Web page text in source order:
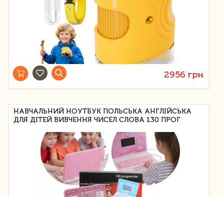
2956 грн
НАВЧАЛЬНИЙ НОУТБУК ПОЛЬСЬКА АНГЛІЙСЬКА
ДЛЯ ДІТЕЙ ВИВЧЕННЯ ЧИСЕЛ СЛОВА 130 ПРОГ